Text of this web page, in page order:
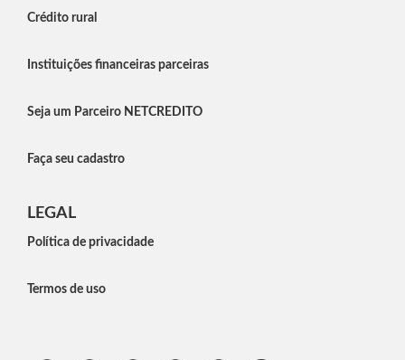
Crédito rural
Instituições financeiras parceiras
Seja um Parceiro NETCREDITO
Faça seu cadastro
LEGAL
Política de privacidade
Termos de uso